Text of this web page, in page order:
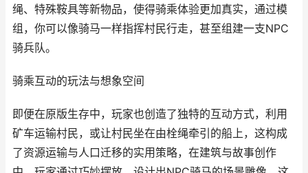
绳、特殊鞍具等新物品，使得骑乘体验更加真实，通过模
组，你可以像骑马一样指挥村民行走，甚至组建一支NPC
骑兵队。
骑乘互动的玩法与想象空间
即便在原版生存中，玩家也创造了独特的互动方式，利用
矿车运输村民，或让村民坐在由栓绳牵引的船上，这构成
了资源运输与人口迁移的实用策略，在建筑与故事创作